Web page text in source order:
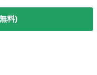
料)